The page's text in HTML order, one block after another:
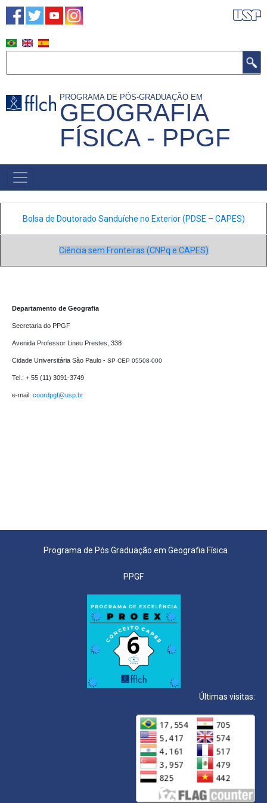
Pular
para
principal
PROGRAMA DE PÓS-GRADUAÇÃO EM
GEOGRAFIA
FÍSICA - PPGF
NAVEGAÇÃO
PRINCIPAL
Bolsa de Doutorado Sanduíche no Exterior (PDSE – CAPES)
Ciência sem Fronteiras (CNPq e CAPES)
Departamento de Geografia
Secretaria do PPGF
Avenida Professor Lineu Prestes, 338
Cidade Universitária São Paulo - SP CEP 05508-000
Tel.: + 55 (11) 3091-3749
e-mail: coordpgf@usp.br
Programa de Pós Graduação em Geografia Física
PPGF
Últimas visitas: